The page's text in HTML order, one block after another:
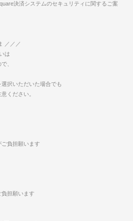
決済システムのセキュリティに関するご案
／／／
は
、
択いただいた場合でも
ください。
負担願います
担願います